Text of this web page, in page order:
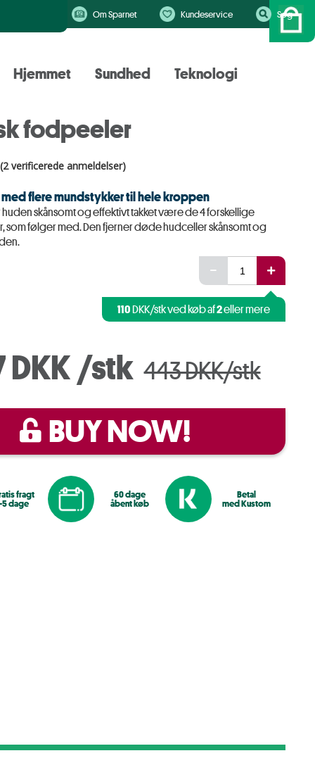
Om Sparnet Kundeservice Søg
Hjemmet Sundhed Teknologi
fodpeeler
(2 verificerede anmeldelser)
flere mundstykker til hele kroppen
skånsomt og effektivt takket være de 4 forskellige
følger med. Den fjerner døde hudceller skånsomt og
110DKK/stk ved køb af2eller mere
DKK/stk 443 DKK/stk
BUY NOW!
fragt
5 dage
60 dage
åbent køb
Betal
med Kustom